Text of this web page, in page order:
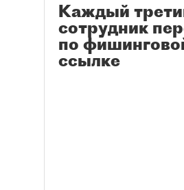
Каждый
сотрудник
по
ссылке